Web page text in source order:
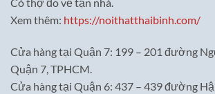
Có thợ đo vẽ tận nhà.
Xem thêm: https://noithatthaibinh.com/
Cửa hàng tại Quận 7: 199 – 201 đường
Quận 7, TPHCM.
Cửa hàng tại Quận 6: 437 – 439 đường